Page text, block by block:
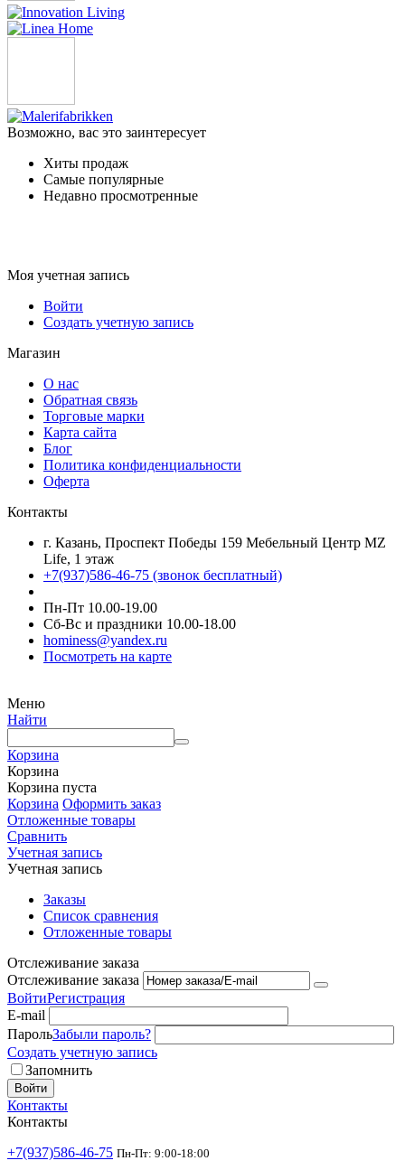
Возможно, вас это заинтересует
Хиты продаж
Самые популярные
Недавно просмотренные
Моя учетная запись
Войти
Создать учетную запись
Магазин
О нас
Обратная связь
Торговые марки
Карта сайта
Блог
Политика конфиденциальности
Оферта
Контакты
г. Казань, Проспект Победы 159 Мебельный Центр MZ
Life, 1 этаж
+7(937)586-46-75 (звонок бесплатный)
Пн-Пт 10.00-19.00
Сб-Вс и праздники 10.00-18.00
hominess@yandex.ru
Посмотреть на карте
Меню
Найти
Корзина
Корзина
Корзина пуста
Корзина Оформить заказ
Отложенные товары
Сравнить
Учетная запись
Учетная запись
Заказы
Список сравнения
Отложенные товары
Отслеживание заказа
Отслеживание заказа
ВойтиРегистрация
E-mail
ПарольЗабыли пароль?
Создать учетную запись
Запомнить
Войти
Контакты
Контакты
+7(937)586-46-75 Пн-Пт: 9:00-18:00